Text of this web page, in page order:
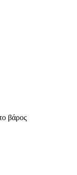
βάρος